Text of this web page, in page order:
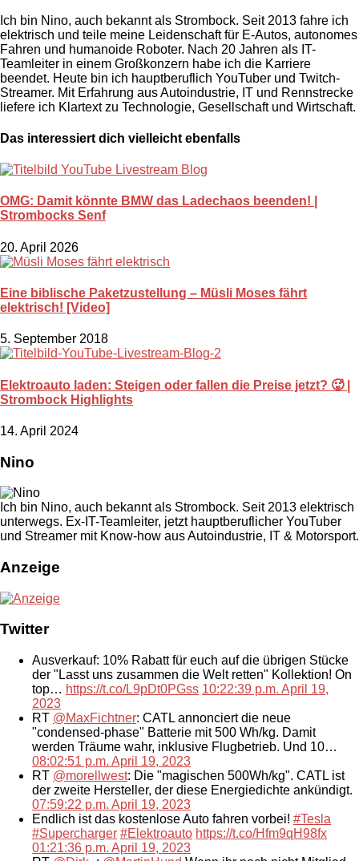
Ich bin Nino, auch bekannt als Strombock. Seit 2013 fahre ich
elektrisch und teile meine Leidenschaft für E-Autos, autonomes
Fahren und humanoide Roboter. Nach 20 Jahren als IT-
Teamleiter in einem Großkonzern habe ich die Karriere
beendet. Heute bin ich hauptberuflich YouTuber und Twitch-
Streamer. Mit Erfahrung aus Autoindustrie, IT und Rennstrecke
liefere ich Klartext zu Technologie, Gesellschaft und Wirtschaft.
Das interessiert dich vielleicht ebenfalls
OMG: Damit könnte BMW das Ladechaos beenden! |
Strombocks Senf
20. April 2026
Eine biblische Paketzustellung – Müsli Moses fährt
elektrisch! [Video]
5. September 2018
Elektroauto laden: Steigen oder fallen die Preise jetzt? 🥵 |
Strombock Highlights
14. April 2024
Nino
Ich bin Nino, auch bekannt als Strombock. Seit 2013 elektrisch
unterwegs. Ex-IT-Teamleiter, jetzt hauptberuflicher YouTuber
und Streamer mit Know-how aus Autoindustrie, IT & Motorsport.
Anzeige
Twitter
Ausverkauf: 10% Rabatt für euch auf die übrigen Stücke
der "Lasst uns zusammen die Welt retten" Kollektion! On
top… https://t.co/L9pDt0PGss 10:22:39 p.m. April 19,
2023
RT @MaxFichtner: CATL annonciert die neue
"condensed-phase" Batterie mit 500 Wh/kg. Damit
werden Träume wahr, inklusive Flugbetrieb. Und 10…
08:02:51 p.m. April 19, 2023
RT @morellwest: Die "magischen 500Wh/kg". CATL ist
der zweite Hersteller, der diese Energiedichte ankündigt.
07:59:22 p.m. April 19, 2023
Endlich ist das kostenlose Auto fahren vorbei! #Tesla
#Supercharger #Elektroauto https://t.co/Hfm9qH98fx
01:21:36 p.m. April 19, 2023